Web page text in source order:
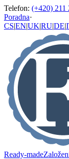
Telefon: (+420) 211
Poradna·
CS|EN|UK|RU|DE|
Ready-made